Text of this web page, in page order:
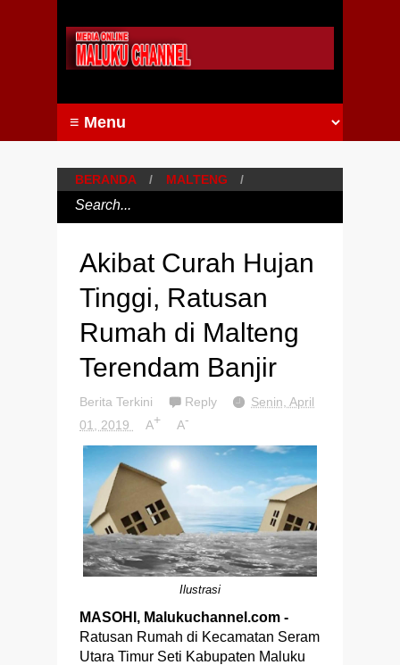
BERANDA / MALTENG /
Akibat Curah Hujan
Tinggi, Ratusan
Rumah di Malteng
Terendam Banjir
Berita Terkini Reply
Senin, April
01, 2019
A+ A-
Ilustrasi
MASOHI, Malukuchannel.com -
Ratusan Rumah di Kecamatan Seram
Utara Timur Seti Kabupaten Maluku